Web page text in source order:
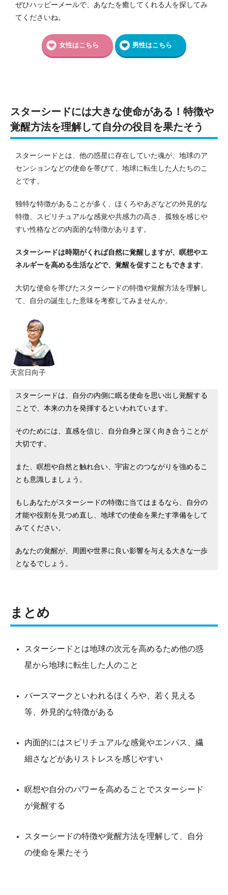
ぜひハッピーメールで、あなたを癒してくれる人を探してみ
てくださいね。
女性はこちら 男性はこちら
スターシードには大きな使命がある！特徴や
覚醒方法を理解して自分の役目を果たそう
スターシードとは、他の惑星に存在していた魂が、地球のア
センションなどの使命を帯びて、地球に転生した人たちのこ
とです。
独特な特徴があることが多く、ほくろやあざなどの外見的な
特徴、スピリチュアルな感覚や共感力の高さ、孤独を感じや
すい性格などの内面的な特徴があります。
スターシードは時期がくれば自然に覚醒しますが、瞑想やエ
ネルギーを高める生活などで、覚醒を促すこともできます。
大切な使命を帯びたスターシードの特徴や覚醒方法を理解し
て、自分の誕生した意味を考察してみませんか。
天宮日向子
スターシードは、自分の内側に眠る使命を思い出し覚醒する
ことで、本来の力を発揮するといわれています。
そのためには、直感を信じ、自分自身と深く向き合うことが
大切です。
また、瞑想や自然と触れ合い、宇宙とのつながりを強めるこ
とも意識しましょう。
もしあなたがスターシードの特徴に当てはまるなら、自分の
才能や役割を見つめ直し、地球での使命を果たす準備をして
みてください。
あなたの覚醒が、周囲や世界に良い影響を与える大きな一歩
となるでしょう。
まとめ
スターシードとは地球の次元を高めるため他の惑
星から地球に転生した人のこと
バースマークといわれるほくろや、若く見える
等、外見的な特徴がある
内面的にはスピリチュアルな感覚やエンパス、繊
細さなどがありストレスを感じやすい
瞑想や自分のパワーを高めることでスターシード
が覚醒する
スターシードの特徴や覚醒方法を理解して、自分
の使命を果たそう